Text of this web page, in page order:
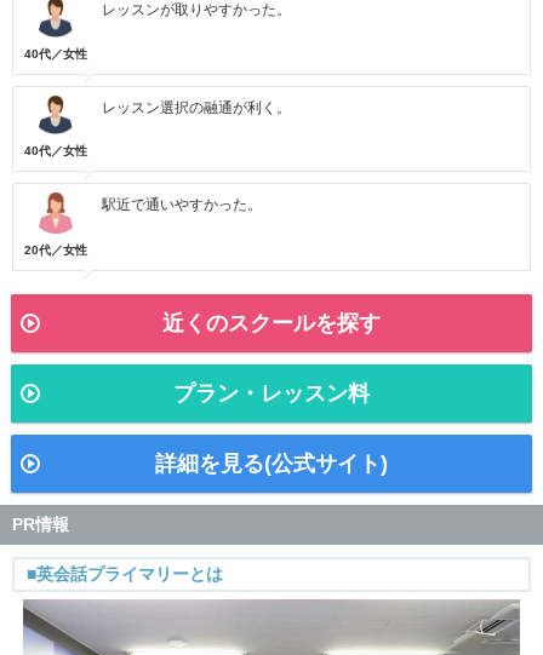
40代／女性
レッスンが取りやすかった。
40代／女性
レッスン選択の融通が利く。
20代／女性
駅近で通いやすかった。
近くのスクールを探す
プラン・レッスン料
詳細を見る(公式サイト)
PR情報
■英会話プライマリーとは